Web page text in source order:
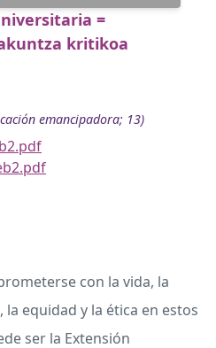
=
kritikoa
emancipadora; 13)
con la vida, la
equidad y la ética en estos
ser la Extensión